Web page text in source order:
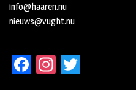
info@haaren.nu
nieuws@vught.nu
Fa In